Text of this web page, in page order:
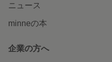
ニュース
minneの本
企業の方へ